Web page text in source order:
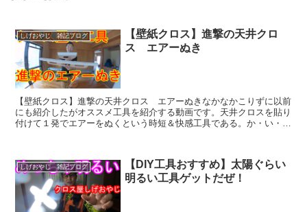
しげおやじ 雑記ブログ
【壁紙クロス】進撃の天井クロ
ス エアーぬき
【壁紙クロス】進撃の天井クロス エアーぬきなかなかこりずに以前
にも紹介したがオススメ工具を紹介する動画です。天井クロスを貼り
付けて１発でエアーをぬくという時短＆快感工具である。か・い・
しげおやじ 雑記ブログ
【DIY工具おすすめ】太陽ぐらい
明るい工具ゲットだぜ！